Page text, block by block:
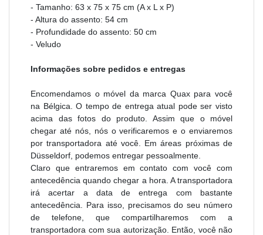
- Tamanho: 63 x 75 x 75 cm (A x L x P)
- Altura do assento: 54 cm
- Profundidade do assento: 50 cm
- Veludo
Informações sobre pedidos e entregas
Encomendamos o móvel da marca Quax para você
na Bélgica. O tempo de entrega atual pode ser visto
acima das fotos do produto. Assim que o móvel
chegar até nós, nós o verificaremos e o enviaremos
por transportadora até você. Em áreas próximas de
Düsseldorf, podemos entregar pessoalmente.
Claro que entraremos em contato com você com
antecedência quando chegar a hora. A transportadora
irá acertar a data de entrega com bastante
antecedência. Para isso, precisamos do seu número
de telefone, que compartilharemos com a
transportadora com sua autorização. Então, você não